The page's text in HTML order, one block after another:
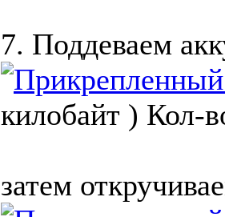
7. Поддеваем
килобайт ) Кол-
затем